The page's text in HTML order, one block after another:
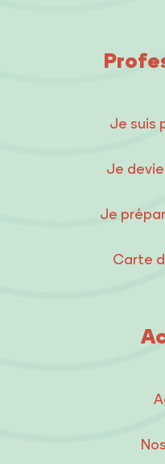
Je suis
Je
Je
Carte